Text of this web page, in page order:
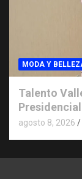
MODA Y
Talento
agosto 8, 2026